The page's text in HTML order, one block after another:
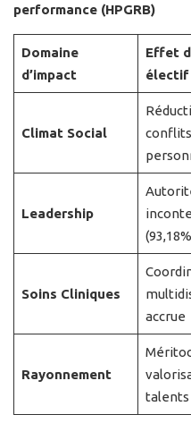
performance (HPGRB)
Domaine
d’impact
Effet
électif
Climat Social
Leadership
Soins Cliniques
accrue
Rayonnement
talents